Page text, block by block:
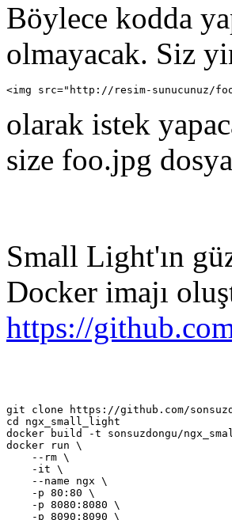
Böylece kodda
olmayacak. Siz
<img src="http://resim-sunucunuz/
olarak istek
size foo.jpg
Small Light'ın
Docker imajı
https://
git clone https://github.com/
cd ngx_small_light
docker build -t sonsuzdongu/
docker run \
    --rm \
    -it \
    --name ngx \
    -p 80:80 \
    -p 8080:8080 \
    -p 8090:8090 \